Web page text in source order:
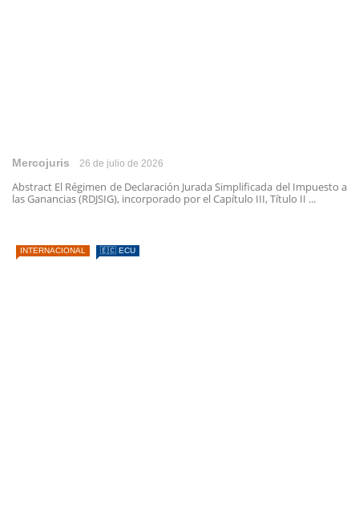
Mercojuris 26 de julio de 2026
Abstract El Régimen de Declaración Jurada Simplificada del Impuesto a
las Ganancias (RDJSIG), incorporado por el Capítulo III, Título II ...
INTERNACIONAL 🇪🇨 ECU